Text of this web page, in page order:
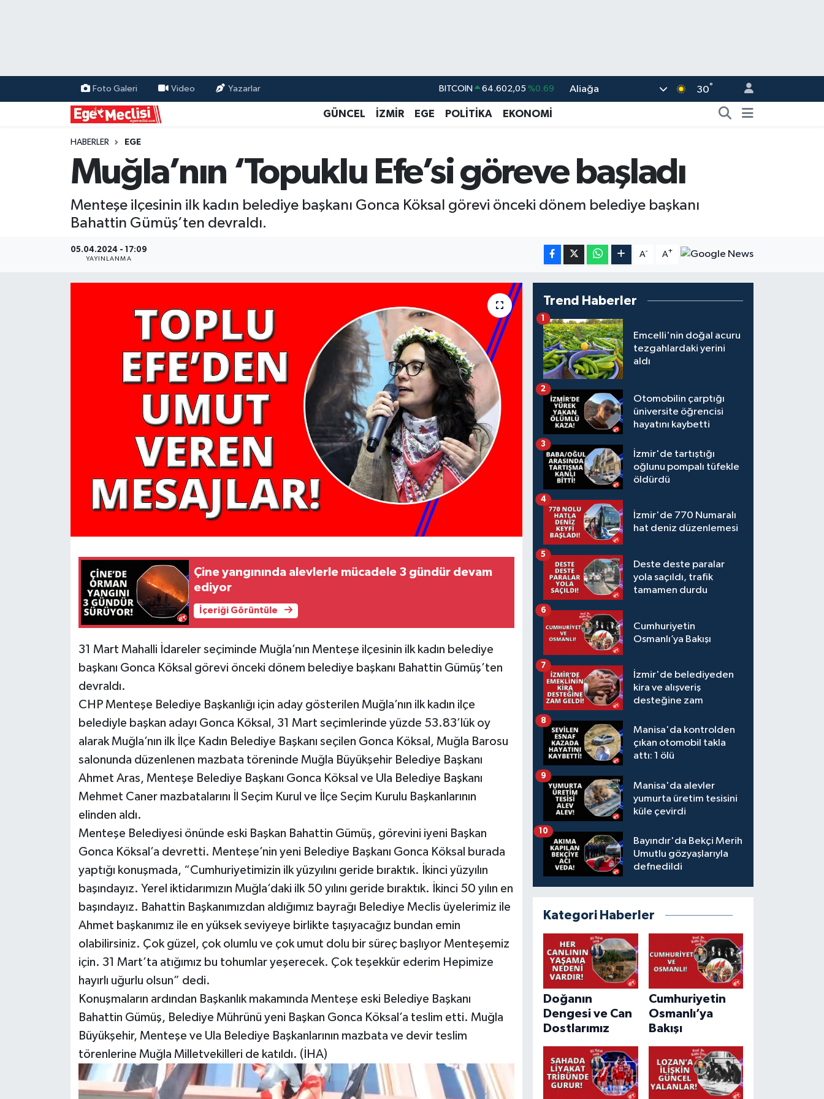
Foto Galeri Video Yazarlar DOLAR 47,5986 %0.06
EURO 55,0700 %0.1
GRAM ALTIN
BİST100 13.768 %48
BITCOIN 64.602,05 %0.69
Aliağa 30°
GÜNCEL İZMİR EGE POLİTİKA EKONOMİ
HABERLER EGE
Muğla’nın ‘Topuklu Efe’si göreve başladı
Menteşe ilçesinin ilk kadın belediye başkanı Gonca Köksal görevi önceki dönem belediye başkanı
Bahattin Gümüş’ten devraldı.
05.04.2024 - 17:09
YAYINLANMA
A- A+
Çine yangınında alevlerle mücadele 3 gündür devam
ediyor
İçeriği Görüntüle
31 Mart Mahalli İdareler seçiminde Muğla’nın Menteşe ilçesinin ilk kadın belediye
başkanı Gonca Köksal görevi önceki dönem belediye başkanı Bahattin Gümüş’ten
devraldı.
CHP Menteşe Belediye Başkanlığı için aday gösterilen Muğla’nın ilk kadın ilçe
belediyle başkan adayı Gonca Köksal, 31 Mart seçimlerinde yüzde 53.83’lük oy
alarak Muğla’nın ilk İlçe Kadın Belediye Başkanı seçilen Gonca Köksal, Muğla Barosu
salonunda düzenlenen mazbata töreninde Muğla Büyükşehir Belediye Başkanı
Ahmet Aras, Menteşe Belediye Başkanı Gonca Köksal ve Ula Belediye Başkanı
Mehmet Caner mazbatalarını İl Seçim Kurul ve İlçe Seçim Kurulu Başkanlarının
elinden aldı.
Menteşe Belediyesi önünde eski Başkan Bahattin Gümüş, görevini iyeni Başkan
Gonca Köksal’a devretti. Menteşe’nin yeni Belediye Başkanı Gonca Köksal burada
yaptığı konuşmada, “Cumhuriyetimizin ilk yüzyılını geride bıraktık. İkinci yüzyılın
başındayız. Yerel iktidarımızın Muğla’daki ilk 50 yılını geride bıraktık. İkinci 50 yılın en
başındayız. Bahattin Başkanımızdan aldığımız bayrağı Belediye Meclis üyelerimiz ile
Ahmet başkanımız ile en yüksek seviyeye birlikte taşıyacağız bundan emin
olabilirsiniz. Çok güzel, çok olumlu ve çok umut dolu bir süreç başlıyor Menteşemiz
için. 31 Mart’ta atığımız bu tohumlar yeşerecek. Çok teşekkür ederim Hepimize
hayırlı uğurlu olsun” dedi.
Konuşmaların ardından Başkanlık makamında Menteşe eski Belediye Başkanı
Bahattin Gümüş, Belediye Mührünü yeni Başkan Gonca Köksal’a teslim etti. Muğla
Büyükşehir, Menteşe ve Ula Belediye Başkanlarının mazbata ve devir teslim
törenlerine Muğla Milletvekilleri de katıldı. (İHA)
Trend Haberler
Emcelli'nin doğal acuru
tezgahlardaki yerini
aldı
1
Otomobilin çarptığı
üniversite öğrencisi
hayatını kaybetti
2
İzmir'de tartıştığı
oğlunu pompalı tüfekle
öldürdü
3
İzmir'de 770 Numaralı
hat deniz düzenlemesi
4
Deste deste paralar
yola saçıldı, trafik
tamamen durdu
5
Cumhuriyetin
Osmanlı’ya Bakışı
6
İzmir'de belediyeden
kira ve alışveriş
desteğine zam
7
Manisa'da kontrolden
çıkan otomobil takla
attı: 1 ölü
8
Manisa'da alevler
yumurta üretim tesisini
küle çevirdi
9
Bayındır'da Bekçi Merih
Umutlu gözyaşlarıyla
defnedildi
10
Kategori Haberler
Doğanın
Dengesi ve Can
Dostlarımız
Cumhuriyetin
Osmanlı’ya
Bakışı
EKONOMİ
GÜNCEL
ÖZEL HABER
POLİTİKA